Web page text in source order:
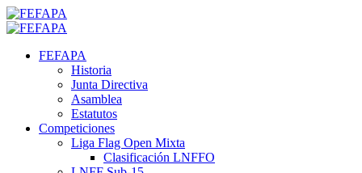
Saltar
al
Menú
FEFAPA
Historia
Junta Directiva
Asamblea
Estatutos
Competiciones
Liga Flag Open Mixta
Clasificación LNFFO